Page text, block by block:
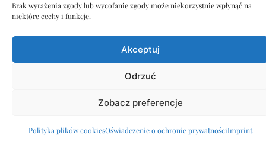
Brak wyrażenia zgody lub wycofanie zgody może niekorzystnie wpłynąć na
niektóre cechy i funkcje.
Akceptuj
Odrzuć
Zobacz preferencje
Polityka plików cookiesOświadczenie o ochronie prywatnościImprint